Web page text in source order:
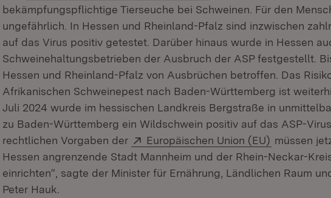
bekämpfungspflichtige Tierseuche bei Schweinen. Für den
ungefährlich. In Hessen und Rheinland-Pfalz sind inzwischen
auf das Virus positiv getestet. Darüber hinaus wurde in Hessen
Schweinehaltungsbetrieben der Ausbruch der ASP festgestellt.
Hessen und Rheinland-Pfalz von Ausbrüchen betroffen. Das
Afrikanischen Schweinepest nach Baden-Württemberg ist
Juli 2024 wurde im hessischen Landkreis Bergstraße in
zu Baden-Württemberg ein Wildschwein positiv auf das ASP-
rechtlichen Vorgaben der
Extern:
Europäischen Union (EU) (Öffnet in
müssen
Hessen angrenzende Stadt Mannheim und der Rhein-Neckar-
einrichten“, sagte der Minister für Ernährung, Ländlichen Raum
Peter Hauk.